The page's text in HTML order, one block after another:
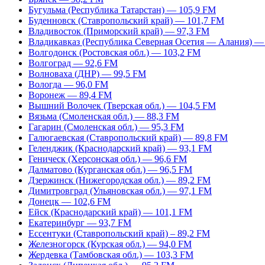
Бугульма (Республика Татарстан) — 105,9 FM
Буденновск (Ставропольский край) — 101,7 FM
Владивосток (Приморский край) — 97,3 FM
Владикавказ (Республика Северная Осетия — Алания)
Волгодонск (Ростовская обл.) — 103,2 FM
Волгоград — 92,6 FM
Волноваха (ДНР) — 99,5 FM
Вологда — 96,0 FM
Воронеж — 89,4 FM
Вышний Волочек (Тверская обл.) — 104,5 FM
Вязьма (Смоленская обл.) — 88,3 FM
Гагарин (Смоленская обл.) — 95,3 FM
Галюгаевская (Ставропольский край) — 89,8 FM
Геленджик (Краснодарский край) — 93,1 FM
Геническ (Херсонская обл.) — 96,6 FM
Далматово (Курганская обл.) — 96,5 FM
Дзержинск (Нижегородская обл.) — 89,2 FM
Димитровград (Ульяновская обл.) — 97,1 FM
Донецк — 102,6 FM
Ейск (Краснодарский край) — 101,1 FM
Екатеринбург — 93,7 FM
Ессентуки (Ставропольский край) – 89,2 FM
Железногорск (Курская обл.) — 94,0 FM
Жердевка (Тамбовская обл.) — 103,3 FM